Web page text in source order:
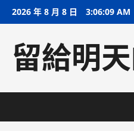
Skip2026 年 8 月 8 日 3:06:10 AM
留給明